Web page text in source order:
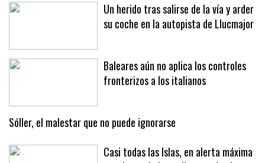
Un herido tras salirse de la vía y arder
su coche en la autopista de Llucmajor
Baleares aún no aplica los controles
fronterizos a los italianos
Sóller, el malestar que no puede ignorarse
Casi todas las Islas, en alerta máxima